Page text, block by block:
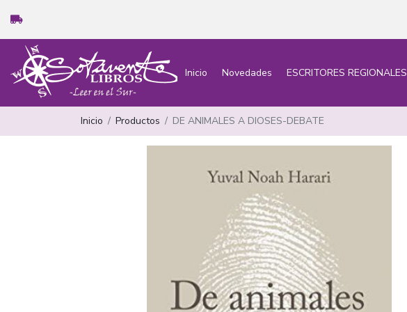
Inicio Novedades ESCRITORES REGIONALES
Inicio Productos DE ANIMALES A DIOSES-DEBATE